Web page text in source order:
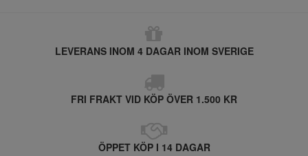
LEVERANS INOM 4 DAGAR INOM SVERIGE
FRI FRAKT VID KÖP ÖVER 1.500 KR
ÖPPET KÖP I 14 DAGAR